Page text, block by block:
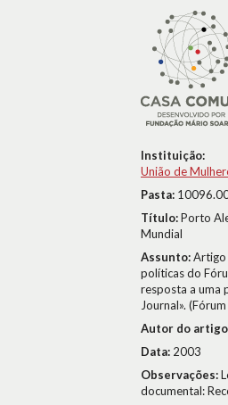
Instituição:
União de
Pasta:
Título:Porto
Mundial
Assunto:Artigo
políticas do
resposta a uma
Journal».
Autor do
Data: 2003
Observações:
documental: